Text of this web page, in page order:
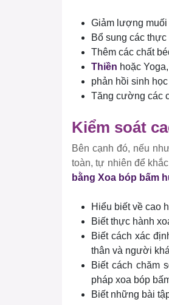
Giảm lượng muối
Bổ sung các
Thêm các chất
Thiền hoặc
phản hồi sinh
Tăng cường các
Kiểm soát
Bên cạnh đó, nếu
toàn, tự nhiên để
bằng Xoa bóp bấm
Hiểu biết về cao
Biết thực hành
Biết cách xác
thân và người
Biết cách chăm
pháp xoa bóp
Biết những bài